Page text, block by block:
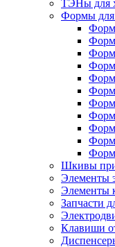
ТЭНы для
Формы для
Шкивы
Элементы
Элементы
Запчасти
Клавиши